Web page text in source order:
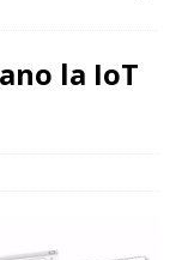
la IoT